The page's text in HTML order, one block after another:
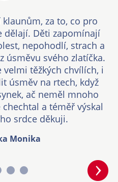
za to, co pro
dělají. Děti zapomínají
nepohodlí, strach a
úsměvu svého zlatíčka.
velmi těžkých chvílích, i
úsměv na rtech, když
ač neměl mnoho
a téměř výskal
srdce děkuji.
Monika